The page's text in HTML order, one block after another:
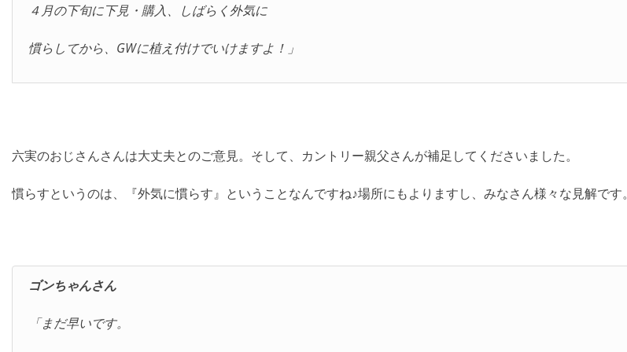
４月の下旬に下見・購入、しばらく外気に
慣らしてから、GWに植え付けでいけますよ！」
六実のおじさんさんは大丈夫とのご意見。そして、カントリー親父さんが補足してくださいました。
慣らすというのは、『外気に慣らす』ということなんですね♪場所にもよりますし、みなさん様々な見解です。
ゴンちゃんさん
「まだ早いです。